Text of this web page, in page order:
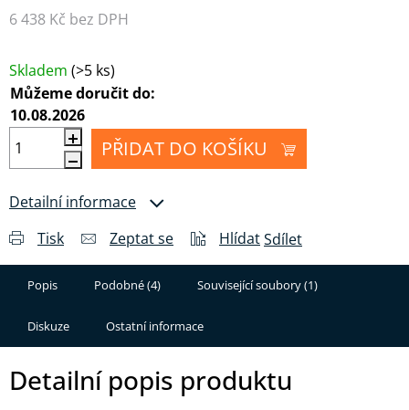
6 438 Kč bez DPH
Skladem (>5 ks)
Můžeme doručit do:
10.08.2026
PŘIDAT DO KOŠÍKU
Detailní informace
Tisk
Zeptat se HlídatSdílet
Popis Podobné (4) Související soubory (1)
Diskuze Ostatní informace
Detailní popis produktu